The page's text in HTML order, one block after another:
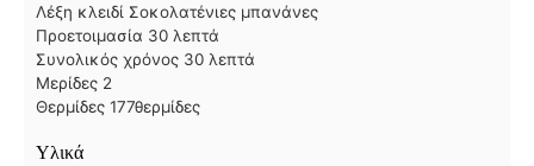
Λέξη κλειδί Σοκολατένιες μπανάνες
Προετοιμασία 30λ
ε
τ
λεπτά
Συνολικός χρόνος 30λλεπτά
Μερίδες 2
Θερμίδες 177θερμίδες
Υλικά